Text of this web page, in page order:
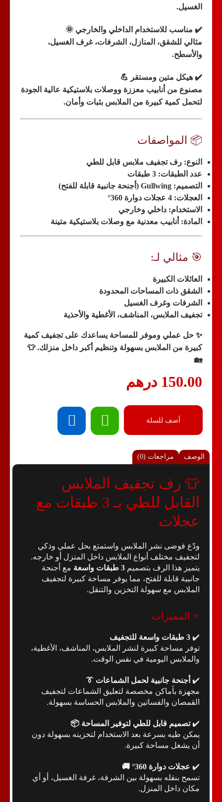
الغسيل.
✔️ مناسب للاستخدام الداخلي والخارجي 🌞
مثالي للشقق، المنازل، الشرفات، غرف الغسيل،
والأسطح.
✔️ هيكل متين ومستقر 💪
مصنوع من أنابيب معززة ووصلات بلاستيكية عالية الجودة
لتحمل كمية كبيرة من الملابس بثبات وأمان.
📦 المواصفات
النوع: رف تجفيف ملابس قابل للطي
عدد الطبقات:
التصميم:
العجلات:
الاستخدام: داخلي وخارجي
المادة: أنابيب معدنية مع وصلات بلاستيكية متينة
🎯 مثالي لـ:
العائلات الكبيرة
الشقق ذات المساحات المحدودة
الشرفات وغرف الغسيل
تجفيف الملابس، المناشف، الأغطية والأحذية
✨ حل عملي وموفر للمساحة يساعدك على تجفيف كمية
كبيرة من الملابس بسهولة وتنظيم أكبر داخل منزلك.👕
🏡
150.00 درهم
أضف للسلة
الوصف مراجعات (0)
👕 رف تجفيف الملابس
القابل للطي بـ 3 طبقات مع
عجلات
ودّع فوضى نشر الملابس واستمتع بحل عملي وذكي
لتجفيف مختلف أنواع الملابس داخل المنزل أو خارجه.
يتميز هذا الرف بتصميم 3 طبقات واسعة
مع أجنحة
جانبية قابلة للفتح، مما يوفر مساحة كبيرة لتجفيف
الملابس مع سهولة التخزين والتنقل.
⭐ المميزات
✔️ 3 طبقات واسعة للتجفيف
توفر مساحة كبيرة لنشر الملابس، المناشف، الأغطية،
والملابس اليومية في نفس الوقت.
✔️ أجنحة جانبية لحمل الشماعات 👔
مجهزة بأماكن مخصصة لتعليق الشماعات لتجفيف
القمصان والفساتين والملابس الحساسة بسهولة.
✔️تصميم قابل للطي لتوفير المساحة 📦
يمكن طيه بسرعة بعد الاستخدام لتخزينه بسهولة دون
أن يشغل مساحة كبيرة.
✔️ عجلات دوارة 360° 🚚
تسمح بنقله بسهولة بين الشرفة، غرفة الغسيل، أو أي
مكان داخل المنزل.